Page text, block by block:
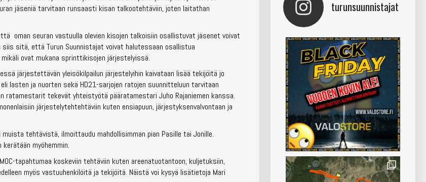
jäseniä tarvitaan runsaasti kisan talkootehtäviin, joten laitathan
oman seuran vastuulla olevien kisojen talkoisiin osallistuvat jäsenet voivat
sitä, että Turun Suunnistajat voivat halutessaan osallistua
ovat mukana sprinttikisojen järjestelyissä.
järjestettävän yleisökilpailun järjestelyihin kaivataan lisää tekijöitä jo
lasten ja nuorten sekä HD21-sarjojen ratojen suunnitteluun tarvitaan
ratamestarit tekevät yhteistyötä pääratamestari Juho Rajaniemen kanssa.
järjestelytehtehtäviin kuten ensiapuun, järjestyksenvalvontaan ja
tehtävistä, ilmoittaudu mahdollisimman pian Pasille tai Jonille.
myöhemmin.
tapahtumaa koskeviin tehtäviin kuten areenatuotantoon, kuljetuksiin,
myös vastuuhenkilöitä ja tekijöitä. Näistä voi kysyä lisätietoja Mari
turunsuunnistajat